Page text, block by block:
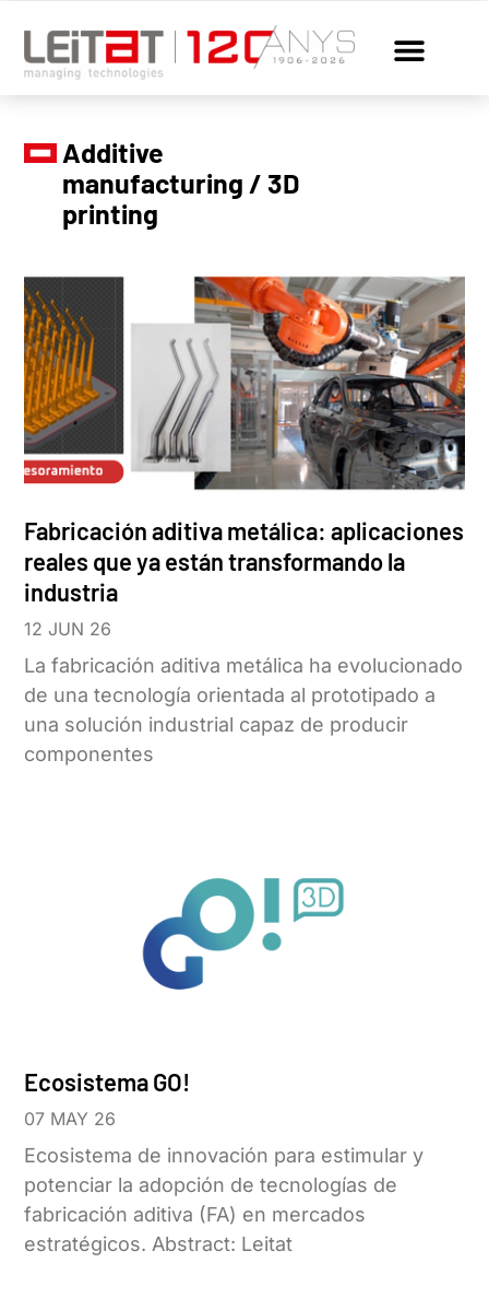
Additive
manufacturing / 3D
printing
Fabricación aditiva metálica: aplicaciones
reales que ya están transformando la
industria
12 JUN 26
La fabricación aditiva metálica ha evolucionado
de una tecnología orientada al prototipado a
una solución industrial capaz de producir
componentes
Ecosistema GO!
07 MAY 26
Ecosistema de innovación para estimular y
potenciar la adopción de tecnologías de
fabricación aditiva (FA) en mercados
estratégicos. Abstract: Leitat